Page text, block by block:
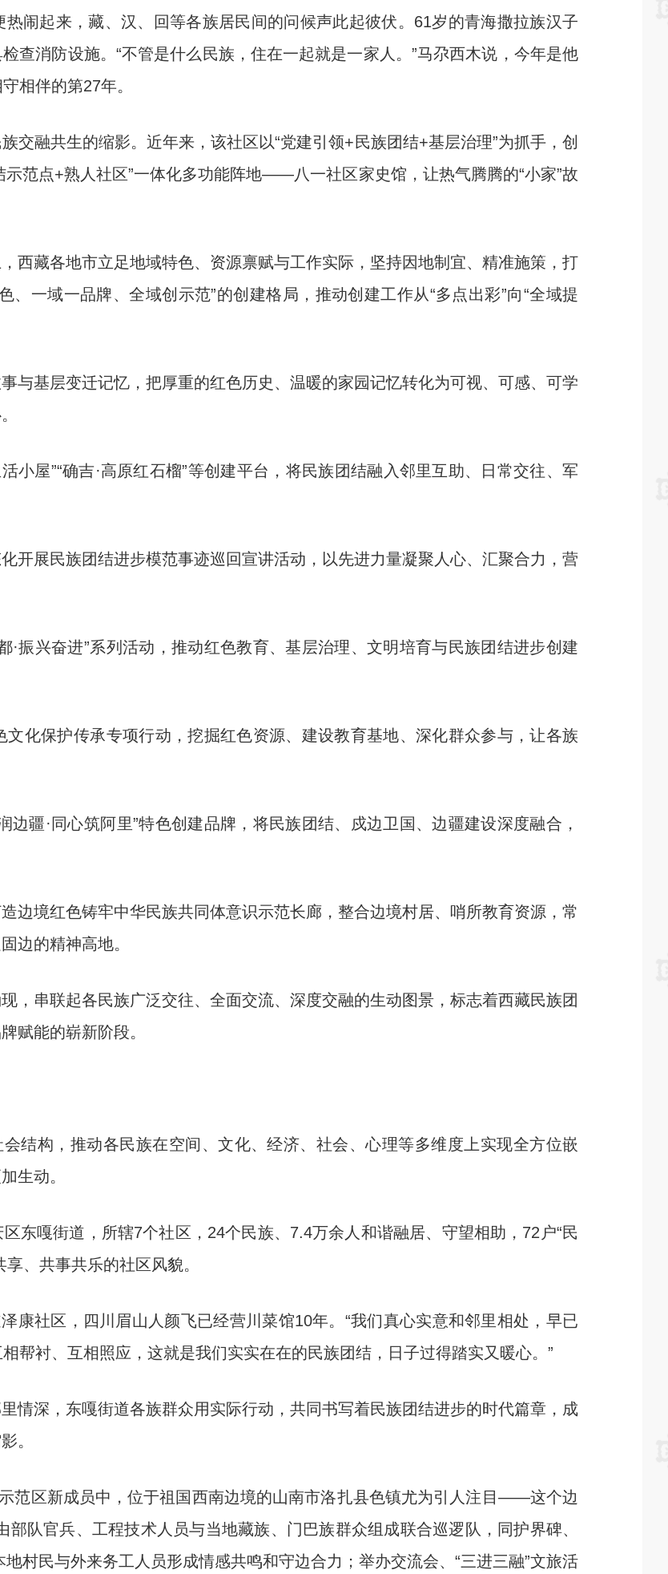
起来，藏、汉、回等各族居民间的问候声此起彼伏。61岁的青海撒拉族汉子
查消防设施。“不管是什么民族，住在一起就是一家人。”马尕西木说，今年是他
相伴的第27年。
融共生的缩影。近年来，该社区以“党建引领+民族团结+基层治理”为抓手，创
示范点+熟人社区”一体化多功能阵地——八一社区家史馆，让热气腾腾的“小家”故
藏各地市立足地域特色、资源禀赋与工作实际，坚持因地制宜、精准施策，打
、一域一品牌、全域创示范”的创建格局，推动创建工作从“多点出彩”向“全域提
基层变迁记忆，把厚重的红色历史、温暖的家园记忆转化为可视、可感、可学
屋”“确吉·高原红石榴”等创建平台，将民族团结融入邻里互助、日常交往、军
展民族团结进步模范事迹巡回宣讲活动，以先进力量凝聚人心、汇聚合力，营
兴奋进”系列活动，推动红色教育、基层治理、文明培育与民族团结进步创建
化保护传承专项行动，挖掘红色资源、建设教育基地、深化群众参与，让各族
疆·同心筑阿里”特色创建品牌，将民族团结、戍边卫国、边疆建设深度融合，
境红色铸牢中华民族共同体意识示范长廊，整合边境村居、哨所教育资源，常
边的精神高地。
串联起各民族广泛交往、全面交流、深度交融的生动图景，标志着西藏民族团
赋能的崭新阶段。
构，推动各民族在空间、文化、经济、社会、心理等多维度上实现全方位嵌
生动。
嘎街道，所辖7个社区，24个民族、7.4万余人和谐融居、守望相助，72户“民
、共事共乐的社区风貌。
社区，四川眉山人颜飞已经营川菜馆10年。“我们真心实意和邻里相处，早已
相帮衬、互相照应，这就是我们实实在在的民族团结，日子过得踏实又暖心。”
深，东嘎街道各族群众用实际行动，共同书写着民族团结进步的时代篇章，成
。
区新成员中，位于祖国西南边境的山南市洛扎县色镇尤为引人注目——这个边
部队官兵、工程技术人员与当地藏族、门巴族群众组成联合巡逻队，同护界碑、
村民与外来务工人员形成情感共鸣和守边合力；举办交流会、“三进三融”文旅活